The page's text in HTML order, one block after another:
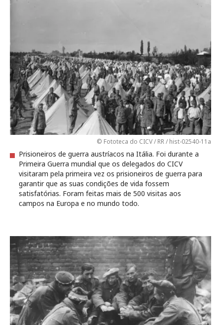
© Fototeca do CICV / RR / hist-02540-11a
Prisioneiros de guerra austríacos na Itália. Foi durante a
Primeira Guerra mundial que os delegados do CICV
visitaram pela primeira vez os prisioneiros de guerra para
garantir que as suas condições de vida fossem
satisfatórias. Foram feitas mais de 500 visitas aos
campos na Europa e no mundo todo.